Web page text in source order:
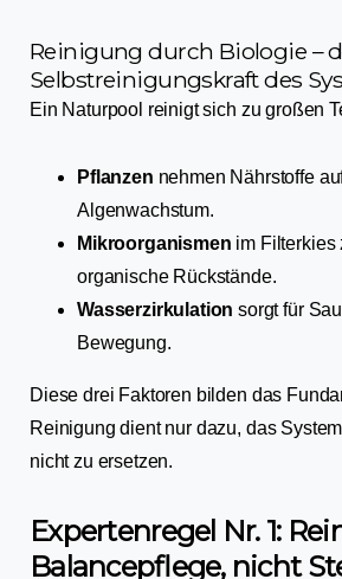
Reinigung durch Biologie –
Selbstreinigungskraft des
Ein Naturpool reinigt sich zu großen
Pflanzen nehmen Nährstoffe
Algenwachstum.
Mikroorganismen im Filterkies
organische Rückstände.
Wasserzirkulation sorgt für
Bewegung.
Diese drei Faktoren bilden das
Reinigung dient nur dazu, das
nicht zu ersetzen.
Expertenregel Nr. 1:
Balancepflege, nicht